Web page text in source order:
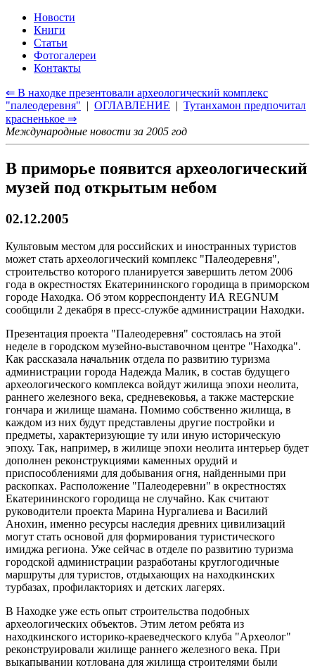
Новости
Книги
Статьи
Фотогалереи
Контакты
⇐ В находке презентовали археологический комплекс
"палеодеревня" | ОГЛАВЛЕНИЕ | Тутанхамон предпочитал
красненькое ⇒
Международные новости за 2005 год
В приморье появится археологический
музей под открытым небом
02.12.2005
Культовым местом для российских и иностранных туристов
может стать археологический комплекс "Палеодеревня",
строительство которого планируется завершить летом 2006
года в окрестностях Екатерининского городища в приморском
городе Находка. Об этом корреспонденту ИА REGNUM
сообщили 2 декабря в пресс-службе администрации Находки.
Презентация проекта "Палеодеревня" состоялась на этой
неделе в городском музейно-выставочном центре "Находка".
Как рассказала начальник отдела по развитию туризма
администрации города Надежда Малик, в состав будущего
археологического комплекса войдут жилища эпохи неолита,
раннего железного века, средневековья, а также мастерские
гончара и жилище шамана. Помимо собственно жилища, в
каждом из них будут представлены другие постройки и
предметы, характеризующие ту или иную историческую
эпоху. Так, например, в жилище эпохи неолита интерьер будет
дополнен реконструкциями каменных орудий и
приспособлениями для добывания огня, найденными при
раскопках. Расположение "Палеодеревни" в окрестностях
Екатерининского городища не случайно. Как считают
руководители проекта Марина Нургалиева и Василий
Анохин, именно ресурсы наследия древних цивилизаций
могут стать основой для формирования туристического
имиджа региона. Уже сейчас в отделе по развитию туризма
городской администрации разработаны круглогодичные
маршруты для туристов, отдыхающих на находкинских
турбазах, профилакториях и детских лагерях.
В Находке уже есть опыт строительства подобных
археологических объектов. Этим летом ребята из
находкинского историко-краеведческого клуба "Археолог"
реконструировали жилище раннего железного века. При
выкапывании котлована для жилища строителями были